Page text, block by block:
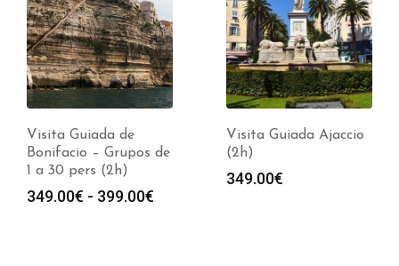
Visita Guiada de
Bonifacio – Grupos de
1 a 30 pers (2h)
349.00€ - 399.00€
Visita Guiada Ajaccio
(2h)
349.00€